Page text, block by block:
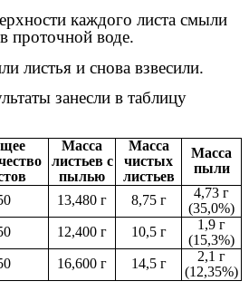
каждого листа смыли
проточной воде.
листья и снова взвесили.
занесли в таблицу
Масса
листьев с
пылью
Масса
чистых
листьев
Масса
пыли
13,480 г 8,75 г
4,73 г
(35,0%)
12,400 г 10,5 г
1,9 г
(15,3%)
16,600 г 14,5 г
2,1 г
(12,35%)